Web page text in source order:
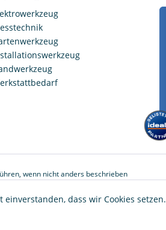
wenn nicht anders beschrieben
dass wir Cookies setzen.